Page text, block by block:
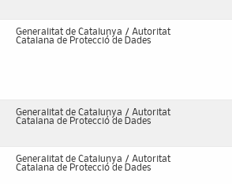
Generalitat de Catalunya / Autoritat
Catalana de Protecció de Dades
Generalitat de Catalunya / Autoritat
Catalana de Protecció de Dades
Generalitat de Catalunya / Autoritat
Catalana de Protecció de Dades